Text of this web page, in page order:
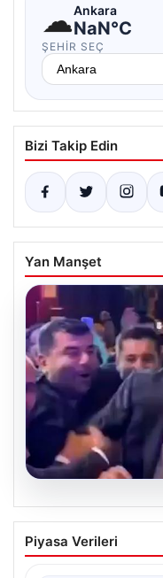
☁Ankara
NaN°C
ŞEHIR SEÇ
Bizi Takip Edin
Yan Manşet
05.08.2026
Beşiktaşlı
dansında
Piyasa Verileri